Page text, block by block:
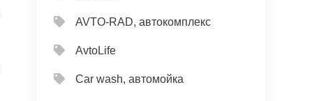
AVTO-RAD, автокомплекс
AvtoLife
Car wash, автомойка